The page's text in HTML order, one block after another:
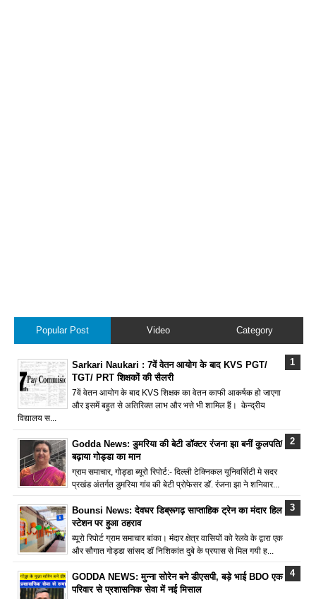
Popular Post Video Category
Sarkari Naukari : 7वें वेतन आयोग के बाद KVS PGT/
TGT/ PRT शिक्षकों की सैलरी
7वें वेतन आयोग के बाद KVS शिक्षक का वेतन काफी आकर्षक हो जाएगा
और इसमें बहुत से अतिरिक्त लाभ और भत्ते भी शामिल हैं। केन्द्रीय
विद्यालय स...
Godda News: डुमरिया की बेटी डॉक्टर रंजना झा बनीं कुलपति/
बढ़ाया गोड्डा का मान
ग्राम समाचार, गोड्डा ब्यूरो रिपोर्ट:- दिल्ली टेक्निकल यूनिवर्सिटी मे सदर
प्रखंड अंतर्गत डुमरिया गांव की बेटी प्रोफेसर डॉ. रंजना झा ने शनिवार...
Bounsi News: देवघर डिब्रूगढ़ साप्ताहिक ट्रेन का मंदार हिल
स्टेशन पर हुआ ठहराव
ब्यूरो रिपोर्ट ग्राम समाचार बांका। मंदार क्षेत्र वासियों को रेलवे के द्वारा एक
और सौगात गोड्डा सांसद डॉ निशिकांत दुबे के प्रयास से मिल गयी ह...
GODDA NEWS: मुन्ना सोरेन बने डीएसपी, बड़े भाई BDO एक
परिवार से प्रशासनिक सेवा में नई मिसाल